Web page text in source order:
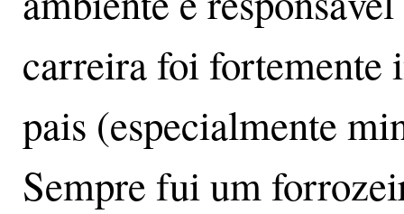
carreira foi fortemente
pais (especialmente
Sempre fui um